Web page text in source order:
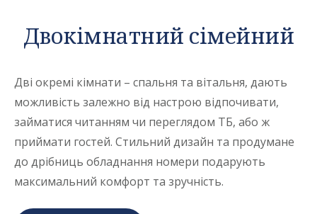
Двокімнатний сімейний
Дві окремі кімнати – спальня та вітальня, дають
можливість залежно від настрою відпочивати,
займатися читанням чи переглядом ТБ, або ж
приймати гостей. Стильний дизайн та продумане
до дрібниць обладнання номери подарують
максимальний комфорт та зручність.